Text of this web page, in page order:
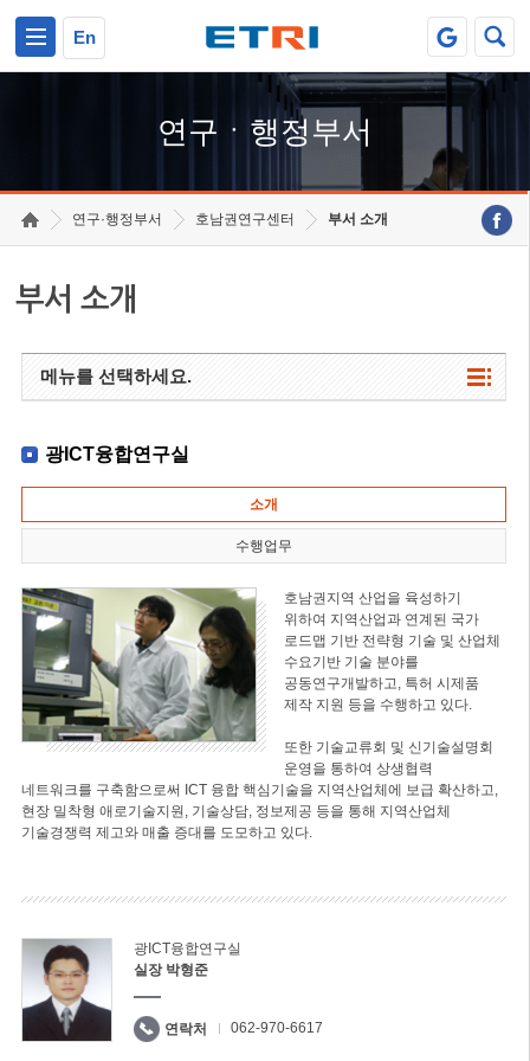
En
연구ㆍ행정부서
연구·행정부서 호남권연구센터 부서 소개
부서 소개
메뉴를 선택하세요.
광ICT융합연구실
소개
수행업무
호남권지역 산업을 육성하기
위하여 지역산업과 연계된 국가
로드맵 기반 전략형 기술 및 산업체
수요기반 기술 분야를
공동연구개발하고, 특허 시제품
제작 지원 등을 수행하고 있다.
또한 기술교류회 및 신기술설명회
운영을 통하여 상생협력
네트워크를 구축함으로써 ICT 융합 핵심기술을 지역산업체에 보급 확산하고,
현장 밀착형 애로기술지원, 기술상담, 정보제공 등을 통해 지역산업체
기술경쟁력 제고와 매출 증대를 도모하고 있다.
광ICT융합연구실
실장 박형준
연락처 062-970-6617